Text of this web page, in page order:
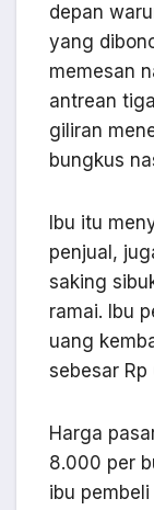
depan
yang
memesan
antrean
giliran
bungkus
Ibu itu
penjual,
saking
ramai. Ibu
uang
sebesar
Harga
8.000 per
ibu